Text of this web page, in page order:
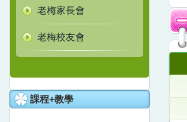
老梅家長會
老梅校友會
課程+教學